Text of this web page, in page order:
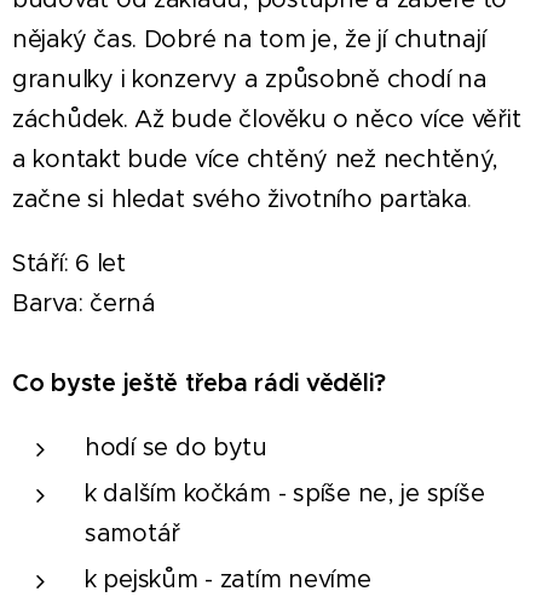
nějaký čas. Dobré na tom je, že jí chutnají
granulky i konzervy a způsobně chodí na
záchůdek. Až bude člověku o něco více věřit
a kontakt bude více chtěný než nechtěný,
začne si hledat svého životního parťaka.
Stáří: 6 let
Barva: černá
Co byste ještě třeba rádi věděli?
hodí se do bytu
k dalším kočkám - spíše ne, je spíše
samotář
k pejskům - zatím nevíme